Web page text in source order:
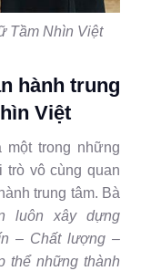
Tầm Nhìn Việt
hành trung
Việt
một trong những
trò vô cùng quan
trung tâm. Bà
luôn xây dựng
– Chất lượng –
thể những thành